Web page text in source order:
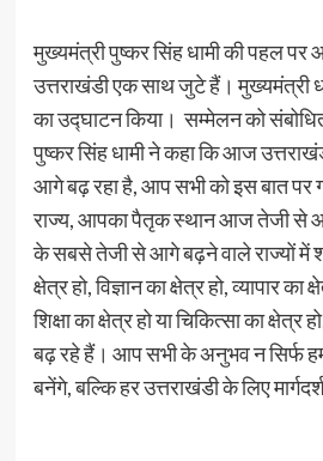
मुख्यमंत्री पुष्कर सिंह धामी की पहल
उत्तराखंडी एक साथ जुटे हैं। मुख्यमंत्री
का उद्घाटन किया। सम्मेलन को
पुष्कर सिंह धामी ने कहा कि आज
आगे बढ़ रहा है, आप सभी को इस बात पर
राज्य, आपका पैतृक स्थान आज तेजी से
के सबसे तेजी से आगे बढ़ने वाले राज्यों में
क्षेत्र हो, विज्ञान का क्षेत्र हो, व्यापार का
शिक्षा का क्षेत्र हो या चिकित्सा का
बढ़ रहे हैं। आप सभी के अनुभव न सिर्फ
बनेंगे, बल्कि हर उत्तराखंडी के लिए